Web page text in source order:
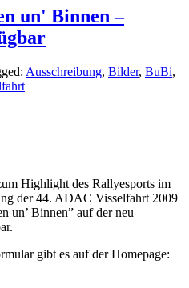
un' Binnen –
Ausschreibung, Bilder, BuBi,
Highlight des Rallyesports im
der 44. ADAC Visselfahrt 2009
Binnen” auf der neu
gibt es auf der Homepage: